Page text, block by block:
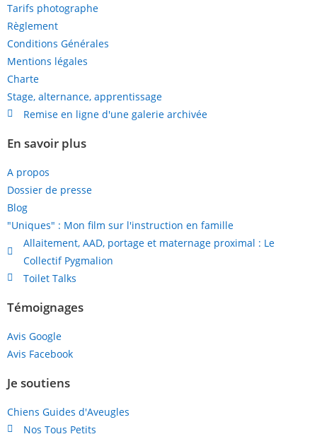
Tarifs photographe
Règlement
Conditions Générales
Mentions légales
Charte
Stage, alternance, apprentissage
Remise en ligne d'une galerie archivée
En savoir plus
A propos
Dossier de presse
Blog
"Uniques" : Mon film sur l'instruction en famille
Allaitement, AAD, portage et maternage proximal : Le
Collectif Pygmalion
Toilet Talks
Témoignages
Avis Google
Avis Facebook
Je soutiens
Chiens Guides d'Aveugles
Nos Tous Petits